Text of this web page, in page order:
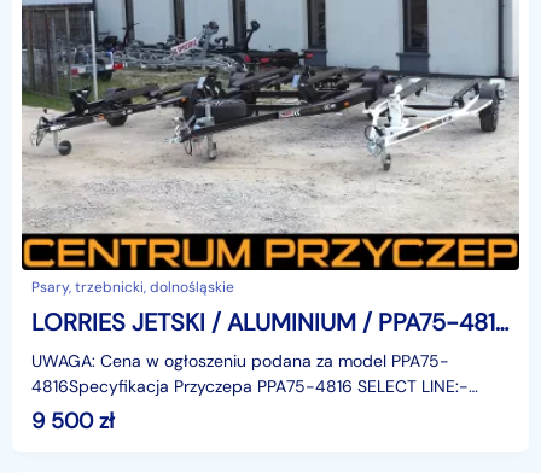
Psary, trzebnicki, dolnośląskie
LORRIES JETSKI / ALUMINIUM / PPA75-4816 750 KG / JETSKI DOUBLE PPA13-6025 1300 KG
UWAGA: Cena w ogłoszeniu podana za model PPA75-
4816Specyfikacja Przyczepa PPA75-4816 SELECT LINE:-
DMC (dop. masa całkowita): do 750 kg,- masa własna: 151
kg,-
9 500zł